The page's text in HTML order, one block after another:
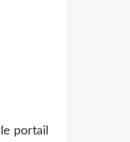
portail